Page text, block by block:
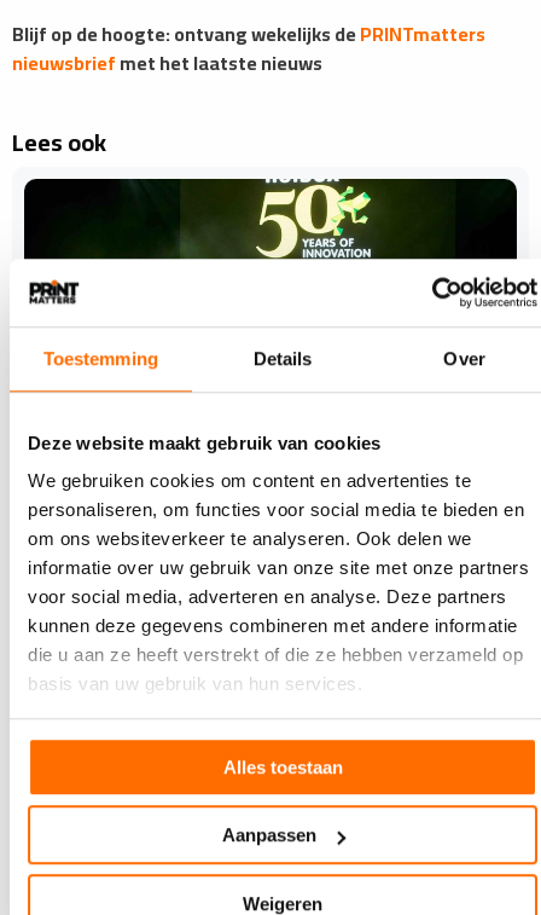
Toestemming Details Over
Deze website maakt gebruik van cookies
We gebruiken cookies om content en advertenties te
personaliseren, om functies voor social media te bieden en
om ons websiteverkeer te analyseren. Ook delen we
informatie over uw gebruik van onze site met onze partners
voor social media, adverteren en analyse. Deze partners
kunnen deze gegevens combineren met andere informatie
die u aan ze heeft verstrekt of die ze hebben verzameld op
basis van uw gebruik van hun services.
Alles toestaan
Aanpassen
Weigeren
Blijf op de hoogte: ontvang wekelijks dePRINTmatters
nieuwsbriefmet het laatste nieuws
Lees ook
7 AUGUSTUS 2026
Holbox viert 50-jarig jubileum
Holbox bestaat dit jaar 50 jaar. Dat werd eind mei
gevierd tijdens een feestelijke open dag in het
nieuwe…